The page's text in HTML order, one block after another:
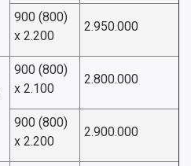
900 (800)
x 2.200
2.950.000
900 (800)
x 2.100
2.800.000
900 (800)
x 2.200
2.900.000